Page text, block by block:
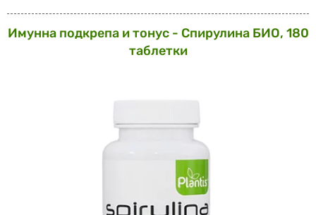
Имунна подкрепа и тонус - Спирулина БИО, 180
таблетки